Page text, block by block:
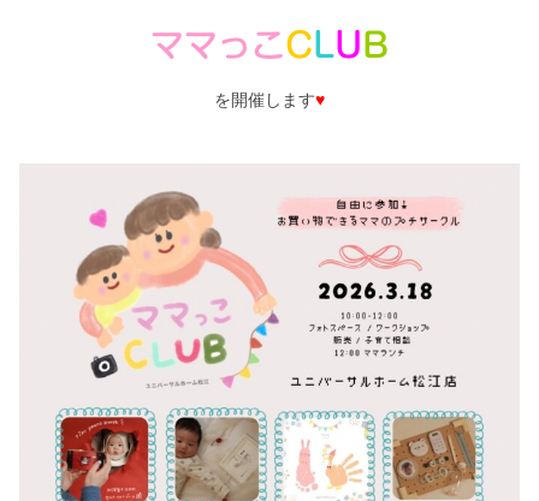
ママっこC UB
を開催します♥